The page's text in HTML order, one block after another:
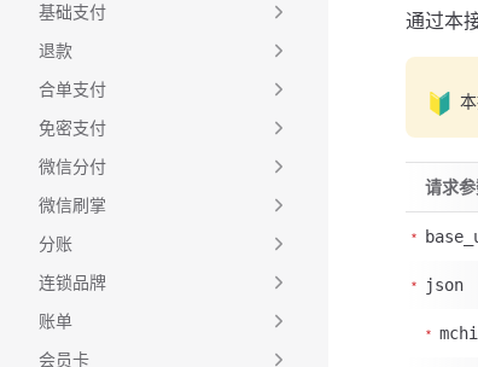
基础支付
退款
合单支付
免密支付
微信分付
微信刷掌
分账
连锁品牌
账单
会员卡
通过本
🔰
请求
json